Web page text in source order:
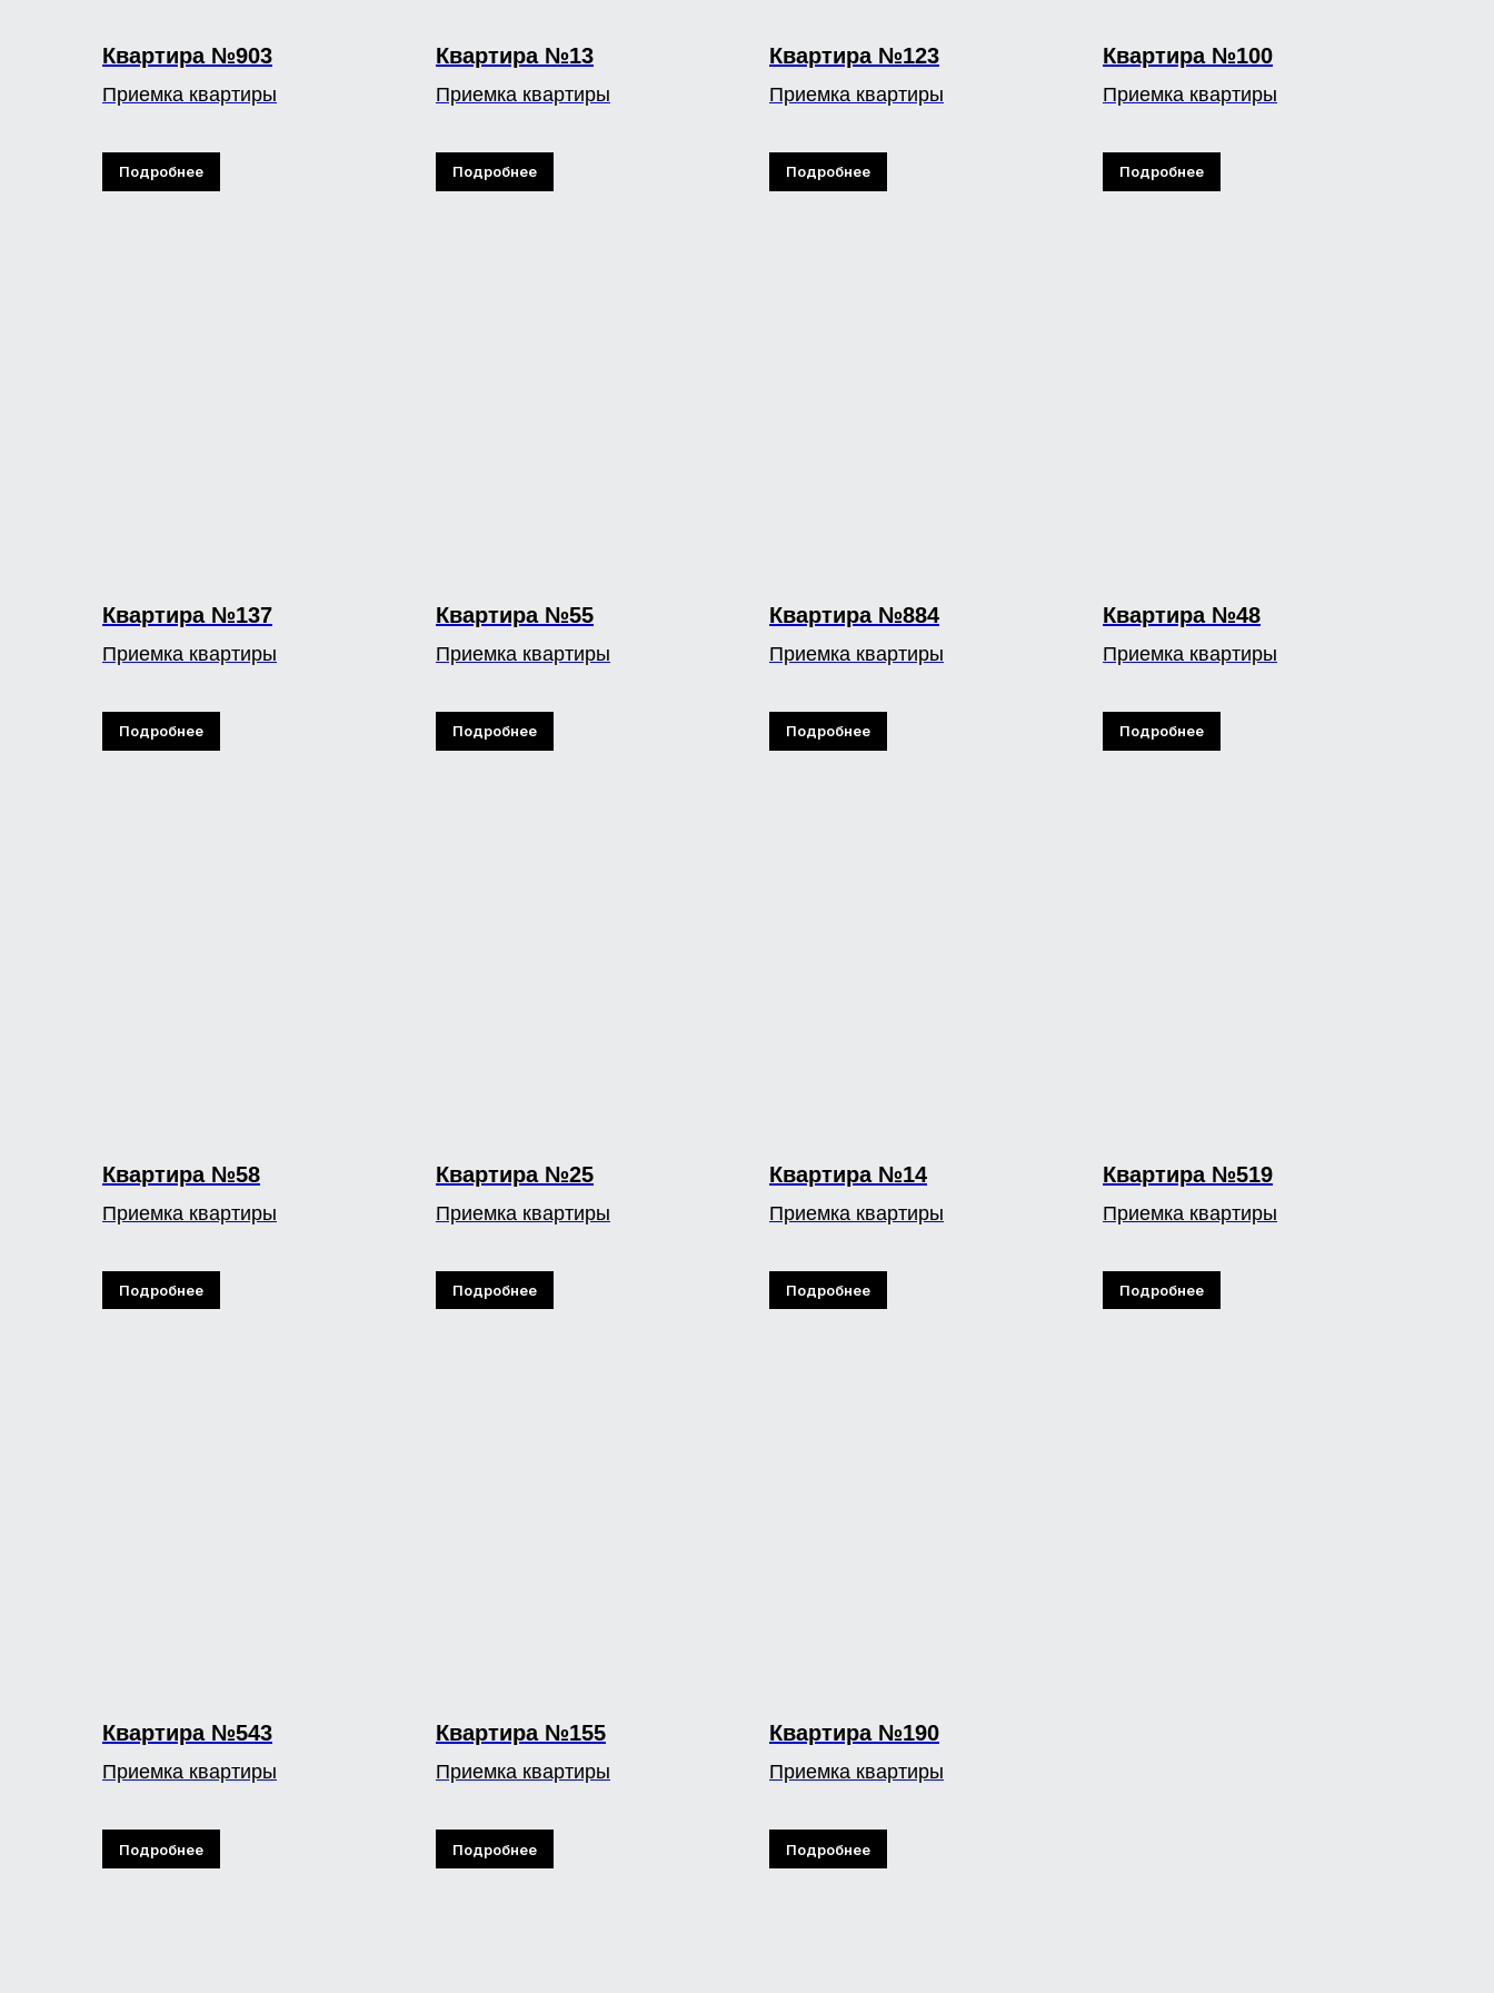
Квартира №903
Приемка квартиры
Подробнее
Квартира №13
Приемка квартиры
Подробнее
Квартира №123
Приемка квартиры
Подробнее
Квартира №100
Приемка квартиры
Подробнее
Квартира №137
Приемка квартиры
Подробнее
Квартира №55
Приемка квартиры
Подробнее
Квартира №884
Приемка квартиры
Подробнее
Квартира №48
Приемка квартиры
Подробнее
Квартира №58
Приемка квартиры
Подробнее
Квартира №25
Приемка квартиры
Подробнее
Квартира №14
Приемка квартиры
Подробнее
Квартира №519
Приемка квартиры
Подробнее
Квартира №543
Приемка квартиры
Подробнее
Квартира №155
Приемка квартиры
Подробнее
Квартира №190
Приемка квартиры
Подробнее